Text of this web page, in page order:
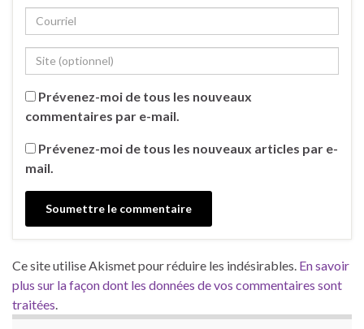
Prévenez-moi de tous les nouveaux
commentaires par e-mail.
Prévenez-moi de tous les nouveaux articles par e-
mail.
Ce site utilise Akismet pour réduire les indésirables. En savoir
plus sur la façon dont les données de vos commentaires sont
traitées